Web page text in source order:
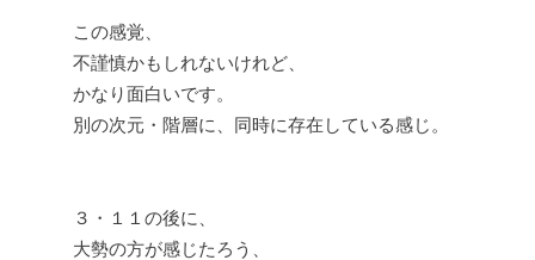
この感覚、
不謹慎かもしれないけれど、
かなり面白いです。
別の次元・階層に、同時に存在している感じ。
３・１１の後に、
大勢の方が感じたろう、